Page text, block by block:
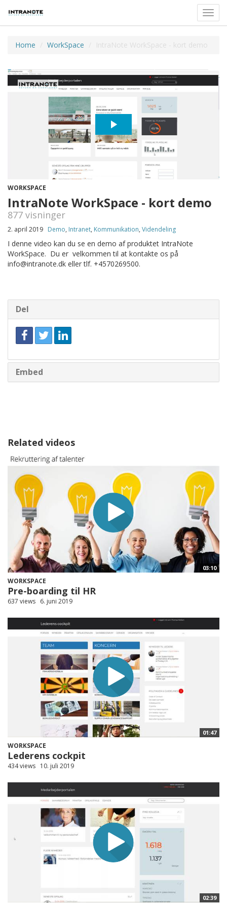
Home WorkSpace IntraNote WorkSpace - kort demo
WORKSPACE
IntraNote WorkSpace - kort demo
877 visninger
2. april 2019 Demo, Intranet, Kommunikation, Videndeling
I denne video kan du se en demo af produktet IntraNote
WorkSpace. Du er velkommen til at kontakte os på
info@intranote.dk eller tlf. +4570269500.
Del
Embed
Related videos
03:10
WORKSPACE
Pre-boarding til HR
637 views 6. juni 2019
01:47
WORKSPACE
Lederens cockpit
434 views 10. juli 2019
02:39